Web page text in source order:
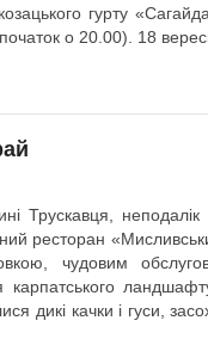
гурту
о 20.00). 18
Трускавця,
ресторан
чудовим
карпатського
дикі качки і гуси,